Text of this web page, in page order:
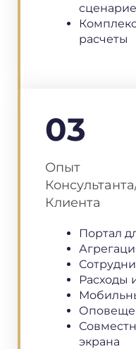
расчеты
03
Опыт
Клиента
Портал
Расходы
экрана